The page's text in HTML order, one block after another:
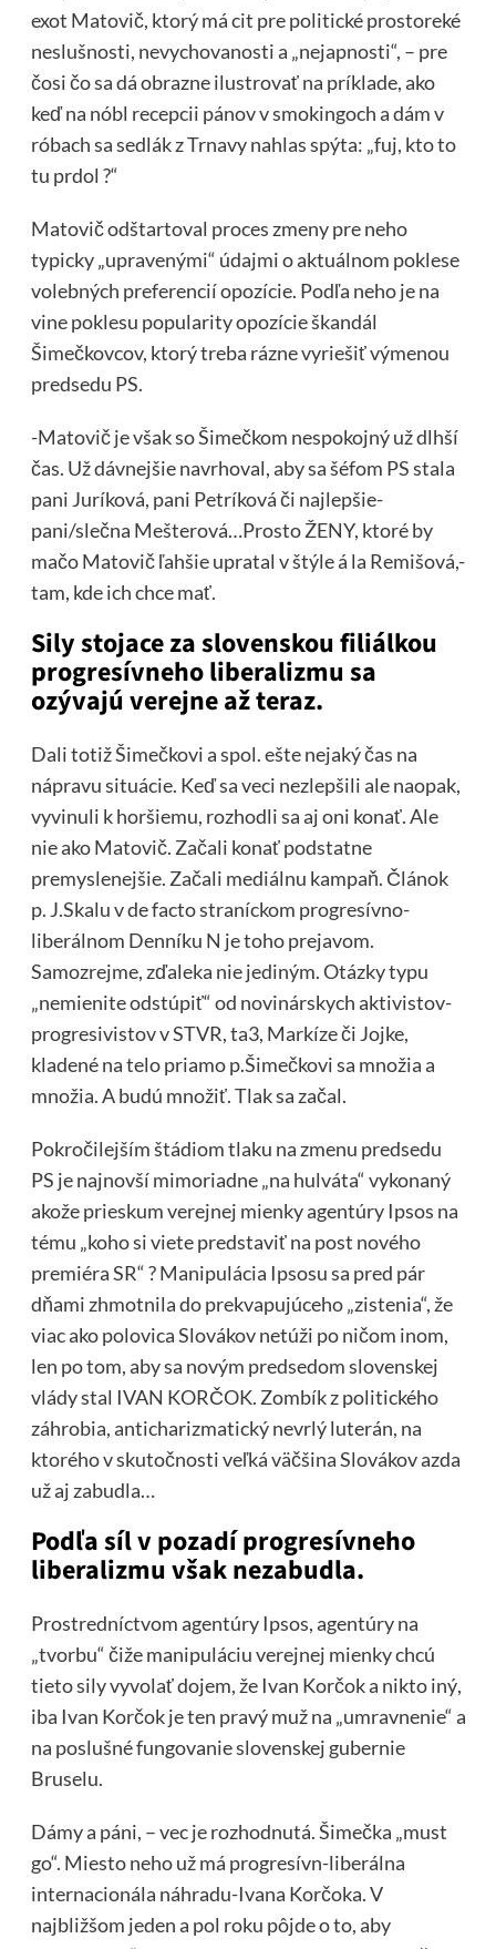
exot Matovič, ktorý má cit pre politické prostoreké
neslušnosti, nevychovanosti a „nejapnosti“, – pre
čosi čo sa dá obrazne ilustrovať na príklade, ako
keď na nóbl recepcii pánov v smokingoch a dám v
róbach sa sedlák z Trnavy nahlas spýta: „fuj, kto to
tu prdol ?“
Matovič odštartoval proces zmeny pre neho
typicky „upravenými“ údajmi o aktuálnom poklese
volebných preferencií opozície. Podľa neho je na
vine poklesu popularity opozície škandál
Šimečkovcov, ktorý treba rázne vyriešiť výmenou
predsedu PS.
-Matovič je však so Šimečkom nespokojný už dlhší
čas. Už dávnejšie navrhoval, aby sa šéfom PS stala
pani Juríková, pani Petríková či najlepšie-
pani/slečna Mešterová…Prosto ŽENY, ktoré by
mačo Matovič ľahšie upratal v štýle á la Remišová,-
tam, kde ich chce mať.
Sily stojace za slovenskou filiálkou
progresívneho liberalizmu sa
ozývajú verejne až teraz.
Dali totiž Šimečkovi a spol. ešte nejaký čas na
nápravu situácie. Keď sa veci nezlepšili ale naopak,
vyvinuli k horšiemu, rozhodli sa aj oni konať. Ale
nie ako Matovič. Začali konať podstatne
premyslenejšie. Začali mediálnu kampaň. Článok
p. J.Skalu v de facto straníckom progresívno-
liberálnom Denníku N je toho prejavom.
Samozrejme, zďaleka nie jediným. Otázky typu
„nemienite odstúpiť“ od novinárskych aktivistov-
progresivistov v STVR, ta3, Markíze či Jojke,
kladené na telo priamo p.Šimečkovi sa množia a
množia. A budú množiť. Tlak sa začal.
Pokročilejším štádiom tlaku na zmenu predsedu
PS je najnovší mimoriadne „na hulváta“ vykonaný
akože prieskum verejnej mienky agentúry Ipsos na
tému „koho si viete predstaviť na post nového
premiéra SR“ ? Manipulácia Ipsosu sa pred pár
dňami zhmotnila do prekvapujúceho „zistenia“, že
viac ako polovica Slovákov netúži po ničom inom,
len po tom, aby sa novým predsedom slovenskej
vlády stal IVAN KORČOK. Zombík z politického
záhrobia, anticharizmatický nevrlý luterán, na
ktorého v skutočnosti veľká väčšina Slovákov azda
už aj zabudla…
Podľa síl v pozadí progresívneho
liberalizmu však nezabudla.
Prostredníctvom agentúry Ipsos, agentúry na
„tvorbu“ čiže manipuláciu verejnej mienky chcú
tieto sily vyvolať dojem, že Ivan Korčok a nikto iný,
iba Ivan Korčok je ten pravý muž na „umravnenie“ a
na poslušné fungovanie slovenskej gubernie
Bruselu.
Dámy a páni, – vec je rozhodnutá. Šimečka „must
go“. Miesto neho už má progresívn-liberálna
internacionála náhradu-Ivana Korčoka. V
najbližšom jeden a pol roku pôjde o to, aby